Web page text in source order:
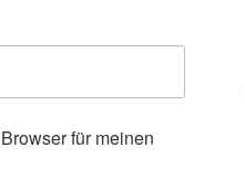
für meinen